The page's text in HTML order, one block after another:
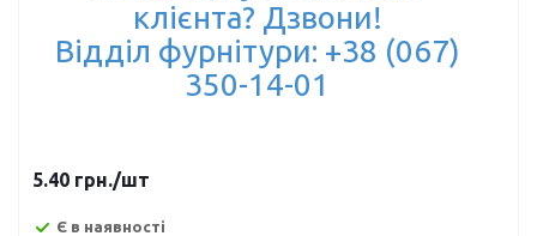
клієнта? Дзвони!
Відділ фурнітури: +38 (067)
350-14-01
5.40 грн./шт
Є в наявності